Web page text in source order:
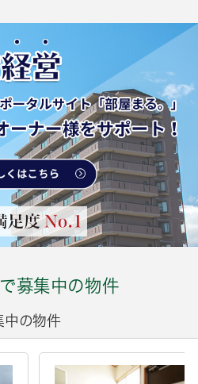
募集中の物件
中の物件